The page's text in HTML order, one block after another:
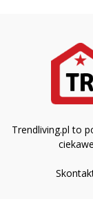
Trendliving.pl to